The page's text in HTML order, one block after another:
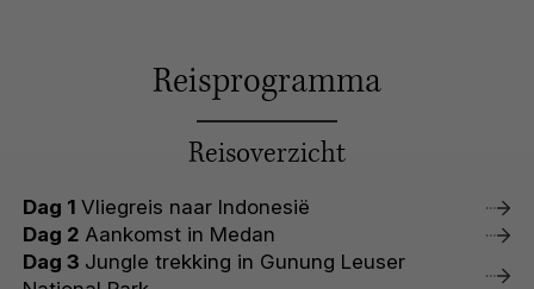
Reisprogramma
Reisoverzicht
Dag 1 Vliegreis naar Indonesië
Dag 2 Aankomst in Medan
Dag 3 Jungle trekking in Gunung Leuser